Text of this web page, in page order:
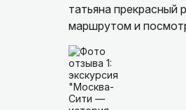
татьяна прекрасный
маршрутом и